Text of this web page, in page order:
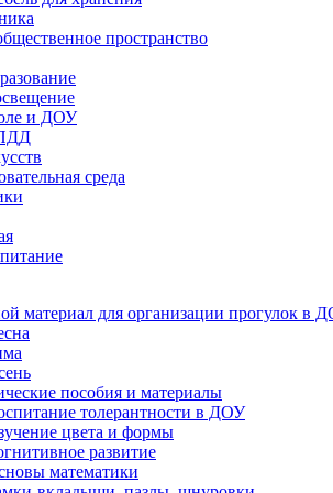
пространство
и ДОУ
среда
материал для организации прогулок в
пособия и материалы
толерантности в ДОУ
цвета и формы
развитие
математики